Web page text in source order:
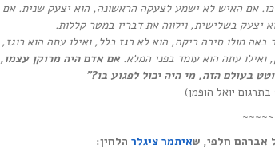
אם האיש לא ישמע לצעקה הראשונה, הוא יצעק שנית. אם
יצעק בשלישית, וילווה את דבריו במטר קללות.
מולו סירה ריקה, הוא לא רגז כלל, ואילו עתה הוא רוגז,
ואילו עתה הוא עומד בפני המלא.אם אדם היה מרוקן עצמו,
בעולם הזה, מי היה יכול לפגוע בו?
”
יואל הופמן)
אברהם חלפי, שאיתמר ציגלר הלחין: